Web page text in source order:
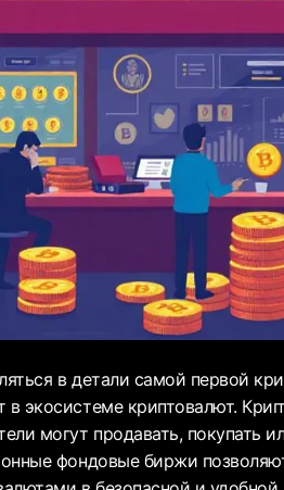
в детали самой первой
в экосистеме криптовалют.
могут продавать,
фондовые биржи